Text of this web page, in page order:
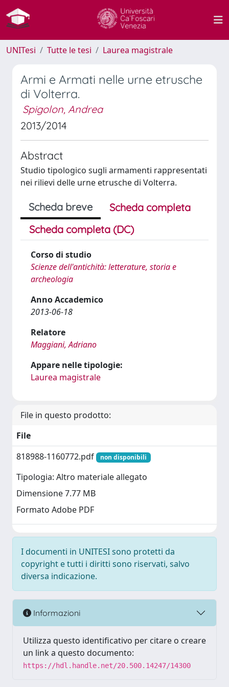
UNITesi Tutte le tesi Laurea magistrale
Armi e Armati nelle urne etrusche
di Volterra.
Spigolon, Andrea
2013/2014
Abstract
Studio tipologico sugli armamenti rappresentati
nei rilievi delle urne etrusche di Volterra.
Scheda breve
Scheda completa
Scheda completa (DC)
Corso di studio
Scienze dell'antichità: letterature, storia e
archeologia
Anno Accademico
2013-06-18
Relatore
Maggiani, Adriano
Appare nelle tipologie:
Laurea magistrale
File in questo prodotto:
File
818988-1160772.pdf
non disponibili
Tipologia: Altro materiale allegato
Dimensione 7.77 MB
Formato Adobe PDF
I documenti in UNITESI sono protetti da
copyright e tutti i diritti sono riservati, salvo
diversa indicazione.
Informazioni
Utilizza questo identificativo per citare o creare
un link a questo documento:
https://hdl.handle.net/20.500.14247/14300